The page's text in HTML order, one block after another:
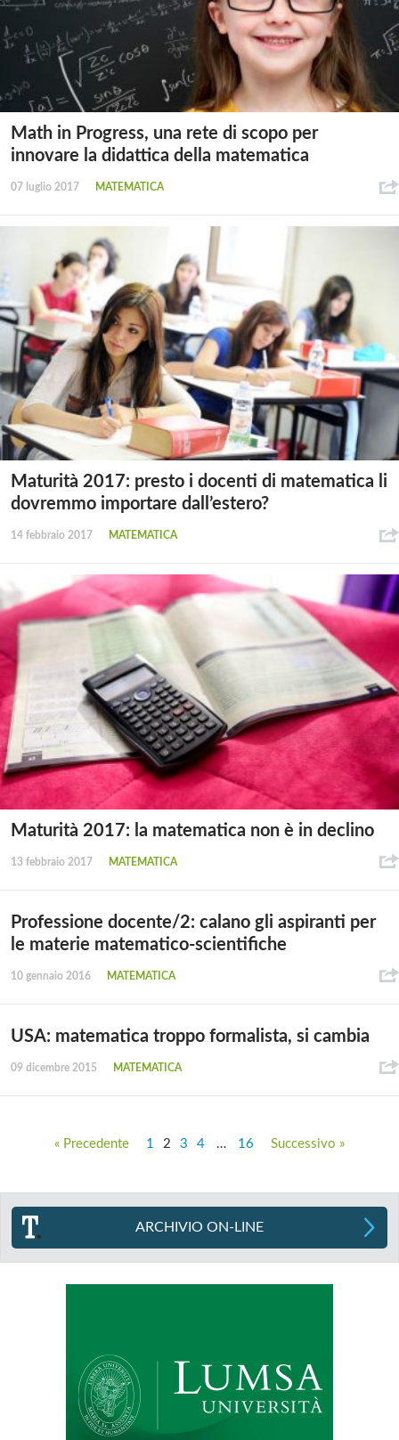
Math in Progress, una rete di scopo per
innovare la didattica della matematica
07 luglio 2017 MATEMATICA
Maturità 2017: presto i docenti di matematica li
dovremmo importare dall’estero?
14 febbraio 2017 MATEMATICA
Maturità 2017: la matematica non è in declino
13 febbraio 2017 MATEMATICA
Professione docente/2: calano gli aspiranti per
le materie matematico-scientifiche
10 gennaio 2016 MATEMATICA
USA: matematica troppo formalista, si cambia
09 dicembre 2015 MATEMATICA
« Precedente 1 2 3 4 … 16 Successivo »
ARCHIVIO ON-LINE